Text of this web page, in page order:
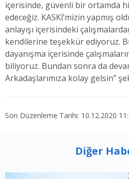
içerisinde, güvenli bir ortamda
edeceğiz. KASKİ’mizin yapmış
anlayışı içerisindeki
kendilerine teşekkür ediyoruz.
dayanışma içerisinde
biliyoruz. Bundan sonra da
Arkadaşlarımıza kolay gelsin”
Son Düzenleme Tarihi: 10.12.2020
Diğer